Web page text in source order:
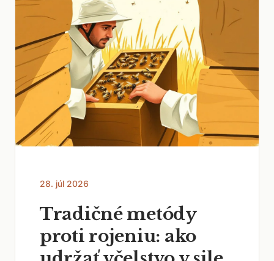
28. júl 2026
Tradičné metódy
proti rojeniu: ako